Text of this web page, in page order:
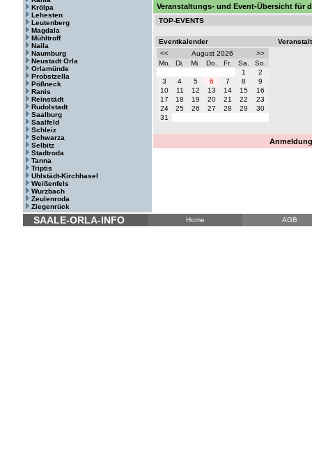
Krölpa
Lehesten
Leutenberg
Magdala
Mühltroff
Naila
Naumburg
Neustadt Orla
Orlamünde
Probstzella
Pößneck
Ranis
Reinstädt
Rudolstadt
Saalburg
Saalfeld
Schleiz
Schwarza
Selbitz
Stadtroda
Tanna
Triptis
Uhlstädt-Kirchhasel
Weißenfels
Wurzbach
Zeulenroda
Ziegenrück
Veranstaltungs- und Event-Übersicht für
TOP-EVENTS
Eventkalender
<<
August 2026
>>
Mo.
Di. Mi. Do. Fr. Sa.
So.
1
2
3
4 5 6 7 8
9
10
11 12 13 14 15
16
17
18 19 20 21 22
23
24
25 26 27 28 29
30
31
SAALE-ORLA-INFO Home AGB